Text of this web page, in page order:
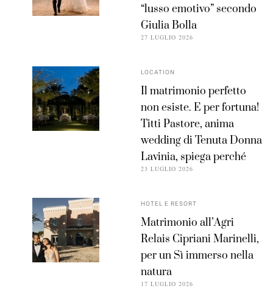
“lusso emotivo” secondo
Giulia Bolla
27 LUGLIO 2026
LOCATION
Il matrimonio perfetto
non esiste. E per fortuna!
Titti Pastore, anima
wedding di Tenuta Donna
Lavinia, spiega perché
23 LUGLIO 2026
HOTEL E RESORT
Matrimonio all’Agri
Relais Cipriani Marinelli,
per un Sì immerso nella
natura
17 LUGLIO 2026